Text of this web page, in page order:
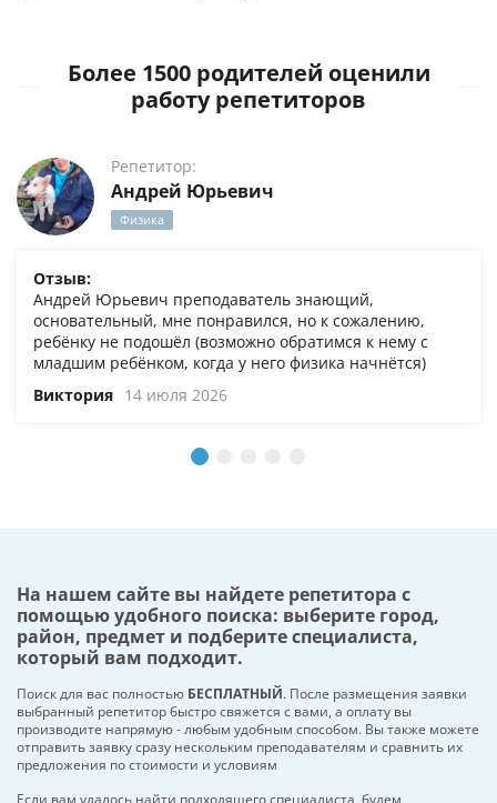
Более 1500 родителей оценили
работу репетиторов
Репетитор:
Андрей Юрьевич
Физика
Отзыв:
Андрей Юрьевич преподаватель знающий,
основательный, мне понравился, но к сожалению,
ребёнку не подошёл (возможно обратимся к нему с
младшим ребёнком, когда у него физика начнётся)
Виктория 14 июля 2026
На нашем сайте вы найдете репетитора с
помощью удобного поиска: выберите город,
район, предмет и подберите специалиста,
который вам подходит.
Поиск для вас полностью БЕСПЛАТНЫЙ. После размещения заявки
выбранный репетитор быстро свяжется с вами, а оплату вы
производите напрямую - любым удобным способом. Вы также можете
отправить заявку сразу нескольким преподавателям и сравнить их
предложения по стоимости и условиям
Если вам удалось найти подходящего специалиста, будем